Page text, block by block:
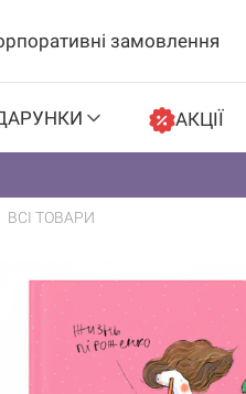
замовлення
АКЦІЇ
ВСІ ТОВАРИ